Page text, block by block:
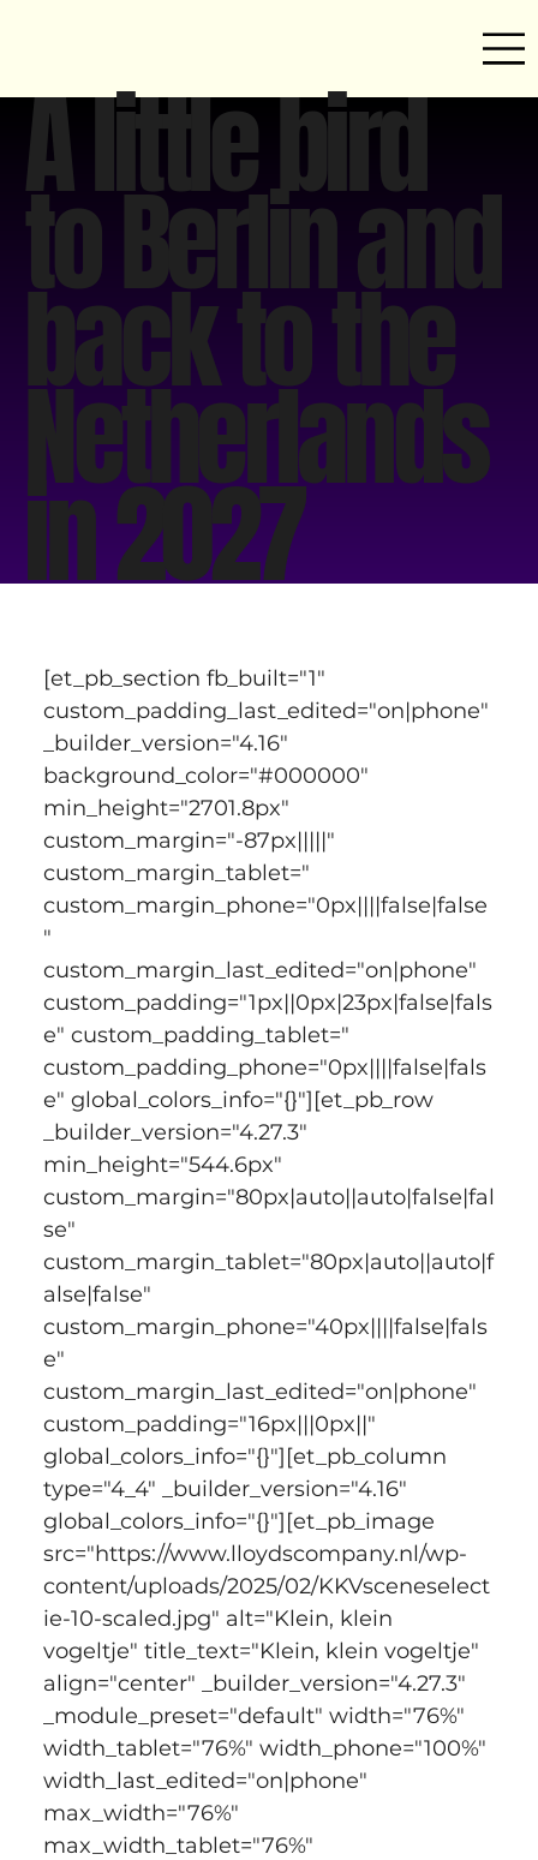
A little bird
to Berlin and
back to the
Netherlands
in 2027
[et_pb_section fb_built="1"
custom_padding_last_edited="on|phone"
_builder_version="4.16"
background_color="#000000"
min_height="2701.8px"
custom_margin="-87px|||||"
custom_margin_tablet="
custom_margin_phone="0px||||false|false
"
custom_margin_last_edited="on|phone"
custom_padding="1px||0px|23px|false|fals
e" custom_padding_tablet="
custom_padding_phone="0px||||false|fals
e" global_colors_info="{}"][et_pb_row
_builder_version="4.27.3"
min_height="544.6px"
custom_margin="80px|auto||auto|false|fal
se"
custom_margin_tablet="80px|auto||auto|f
alse|false"
custom_margin_phone="40px||||false|fals
e"
custom_margin_last_edited="on|phone"
custom_padding="16px|||0px||"
global_colors_info="{}"][et_pb_column
type="4_4" _builder_version="4.16"
global_colors_info="{}"][et_pb_image
src="https://www.lloydscompany.nl/wp-
content/uploads/2025/02/KKVsceneselect
ie-10-scaled.jpg" alt="Klein, klein
vogeltje" title_text="Klein, klein vogeltje"
align="center" _builder_version="4.27.3"
_module_preset="default" width="76%"
width_tablet="76%" width_phone="100%"
width_last_edited="on|phone"
max_width="76%"
max_width_tablet="76%"